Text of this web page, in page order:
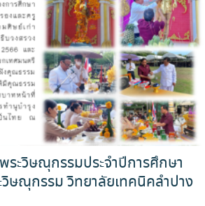
ระวิษณุกรรมประจำปีการศึกษา
ษณุกรรม วิทยาลัยเทคนิคลำปาง